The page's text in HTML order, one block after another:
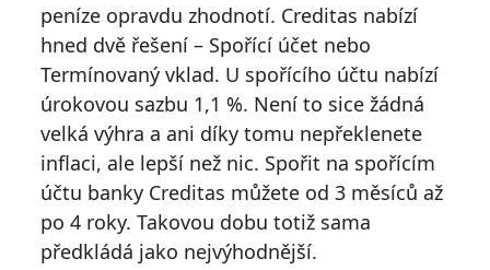
peníze opravdu zhodnotí. Creditas nabízí
hned dvě řešení – Spořící účet nebo
Termínovaný vklad. U spořícího účtu nabízí
úrokovou sazbu 1,1 %. Není to sice žádná
velká výhra a ani díky tomu nepřeklenete
inflaci, ale lepší než nic. Spořit na spořícím
účtu banky Creditas můžete od 3 měsíců až
po 4 roky. Takovou dobu totiž sama
předkládá jako nejvýhodnější.